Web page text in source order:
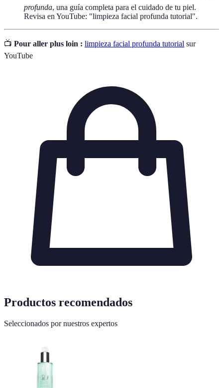
profunda, una guía completa para el cuidado de tu piel.
Revisa en YouTube: "limpieza facial profunda tutorial".
📺 Pour aller plus loin : limpieza facial profunda tutorial sur
YouTube
Productos recomendados
Seleccionados por nuestros expertos